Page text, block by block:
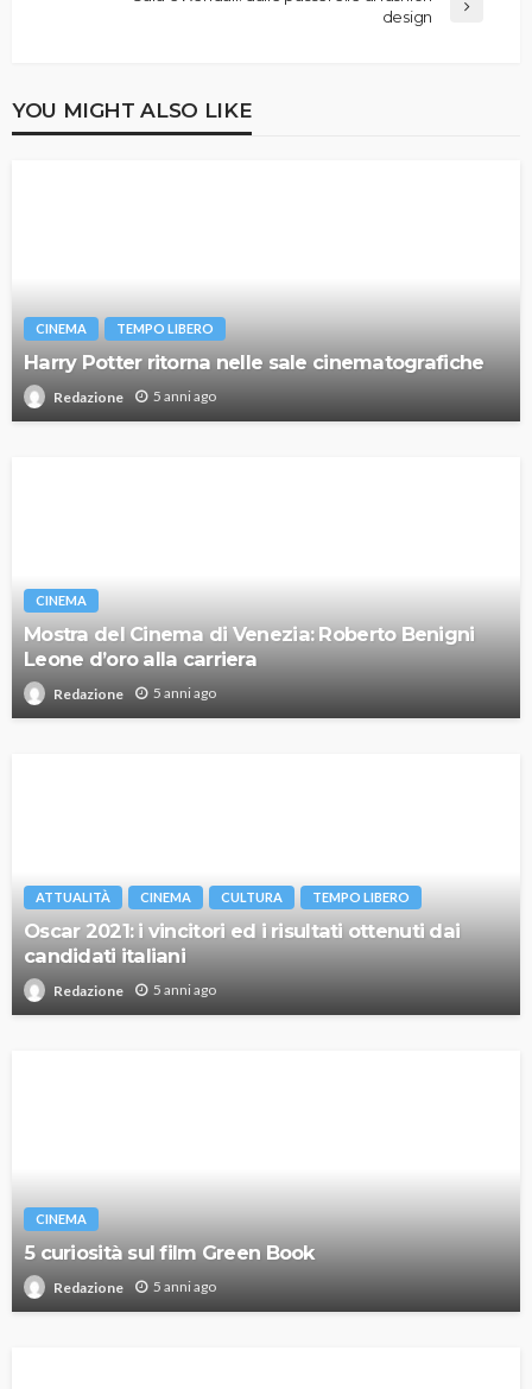
design
YOU MIGHT ALSO LIKE
CINEMA TEMPO LIBERO
Harry Potter ritorna nelle sale cinematografiche
Redazione 5 anni ago
CINEMA
Mostra del Cinema di Venezia: Roberto Benigni
Leone d’oro alla carriera
Redazione 5 anni ago
ATTUALITÀ CINEMA CULTURA TEMPO LIBERO
Oscar 2021: i vincitori ed i risultati ottenuti dai
candidati italiani
Redazione 5 anni ago
CINEMA
5 curiosità sul film Green Book
Redazione 5 anni ago